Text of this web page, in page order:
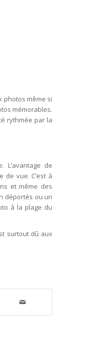
photos même si
mémorables.
rythmée par la
L’avantage de
vue. C’est à
et même des
déportés ou un
à la plage du
surtout dû aux